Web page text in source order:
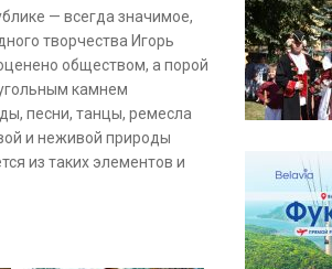
— всегда значимое,
творчества Игорь
обществом, а порой
камнем
песни, танцы, ремесла
и неживой природы
из таких элементов и